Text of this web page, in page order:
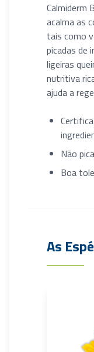
Calmiderm
acalma as
tais como
picadas de
ligeiras
nutritiva
ajuda a
Não
Boa
As